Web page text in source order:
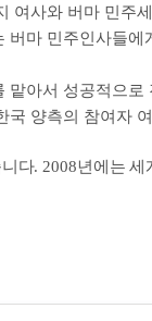
여사와 버마 민주
버마 민주인사들
맡아서 성공적으
국 양측의 참여자
다. 2008년에는 세